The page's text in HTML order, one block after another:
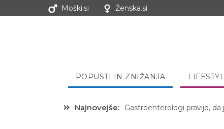
Moški.si Ženska.si
POPUSTI IN ZNIŽANJA
Najnovejše: Gastroenterologi pravijo, da